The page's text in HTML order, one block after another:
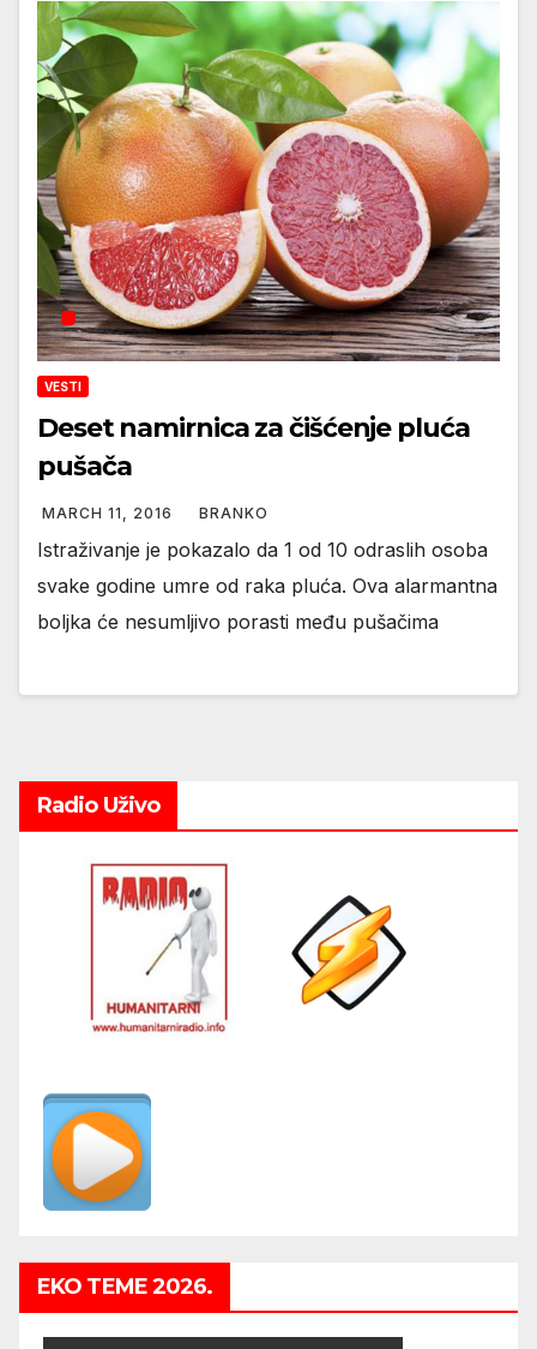
VESTI
Deset namirnica za čišćenje pluća
pušača
MARCH 11, 2016 BRANKO
Istraživanje je pokazalo da 1 od 10 odraslih osoba
svake godine umre od raka pluća. Ova alarmantna
boljka će nesumljivo porasti među pušačima
Radio Uživo
EKO TEME 2026.